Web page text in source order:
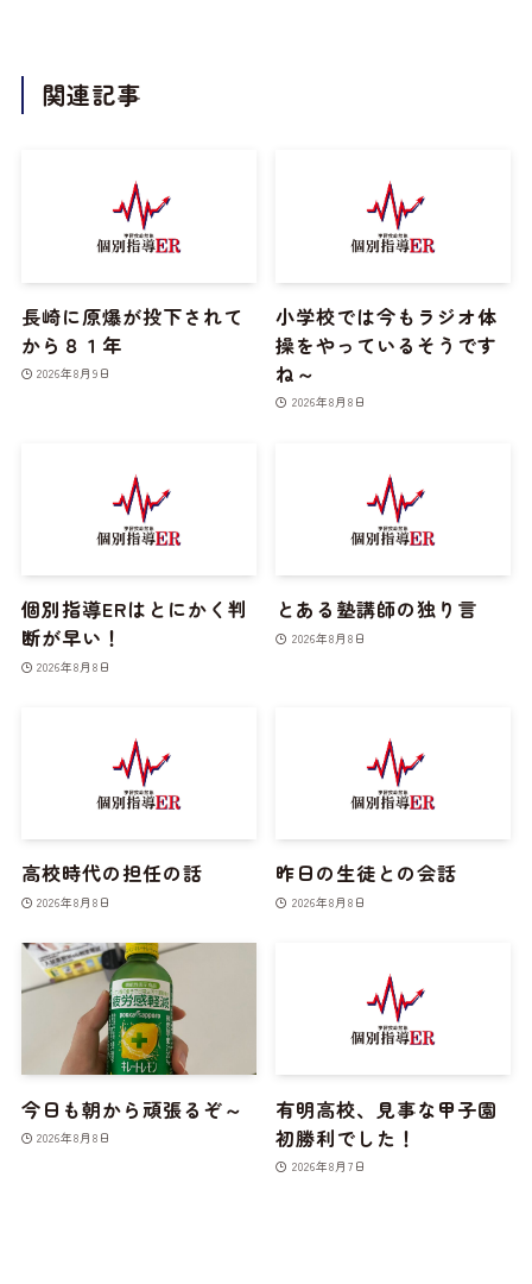
関連記事
長崎に原爆が投下されて
から８１年
2026年8月9日
小学校では今もラジオ体
操をやっているそうです
ね～
2026年8月8日
個別指導ERはとにかく判
断が早い！
2026年8月8日
とある塾講師の独り言
2026年8月8日
高校時代の担任の話
2026年8月8日
昨日の生徒との会話
2026年8月8日
今日も朝から頑張るぞ～
2026年8月8日
有明高校、見事な甲子園
初勝利でした！
2026年8月7日